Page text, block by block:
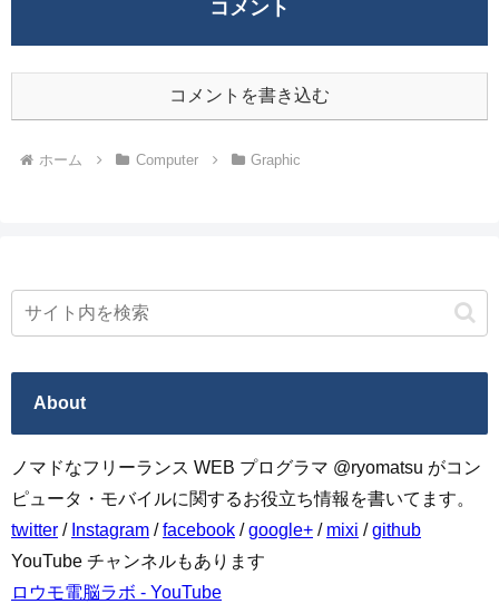
コメント
コメントを書き込む
ホーム Computer Graphic
About
ノマドなフリーランス WEB プログラマ @ryomatsu がコン
ピュータ・モバイルに関するお役立ち情報を書いてます。
twitter / Instagram /facebook /google+ / mixi /github
YouTube チャンネルもあります
ロウモ電脳ラボ - YouTube